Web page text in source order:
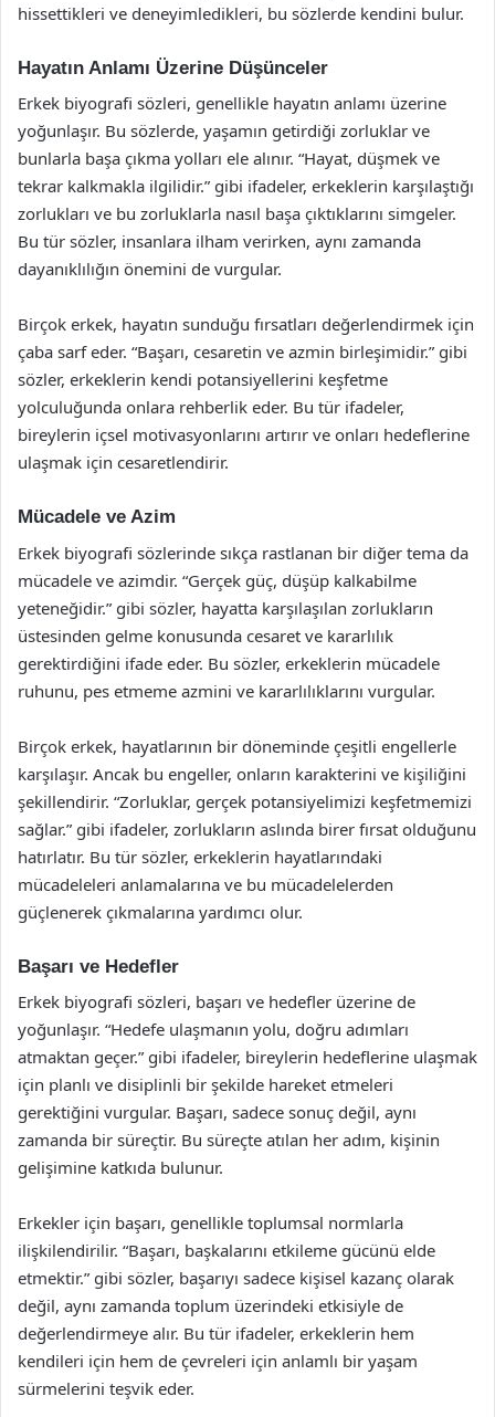
hissettikleri ve deneyimledikleri, bu sözlerde kendini bulur.
Hayatın Anlamı Üzerine Düşünceler
Erkek biyografi sözleri, genellikle hayatın anlamı üzerine
yoğunlaşır. Bu sözlerde, yaşamın getirdiği zorluklar ve
bunlarla başa çıkma yolları ele alınır. “Hayat, düşmek ve
tekrar kalkmakla ilgilidir.” gibi ifadeler, erkeklerin karşılaştığı
zorlukları ve bu zorluklarla nasıl başa çıktıklarını simgeler.
Bu tür sözler, insanlara ilham verirken, aynı zamanda
dayanıklılığın önemini de vurgular.
Birçok erkek, hayatın sunduğu fırsatları değerlendirmek için
çaba sarf eder. “Başarı, cesaretin ve azmin birleşimidir.” gibi
sözler, erkeklerin kendi potansiyellerini keşfetme
yolculuğunda onlara rehberlik eder. Bu tür ifadeler,
bireylerin içsel motivasyonlarını artırır ve onları hedeflerine
ulaşmak için cesaretlendirir.
Mücadele ve Azim
Erkek biyografi sözlerinde sıkça rastlanan bir diğer tema da
mücadele ve azimdir. “Gerçek güç, düşüp kalkabilme
yeteneğidir.” gibi sözler, hayatta karşılaşılan zorlukların
üstesinden gelme konusunda cesaret ve kararlılık
gerektirdiğini ifade eder. Bu sözler, erkeklerin mücadele
ruhunu, pes etmeme azmini ve kararlılıklarını vurgular.
Birçok erkek, hayatlarının bir döneminde çeşitli engellerle
karşılaşır. Ancak bu engeller, onların karakterini ve kişiliğini
şekillendirir. “Zorluklar, gerçek potansiyelimizi keşfetmemizi
sağlar.” gibi ifadeler, zorlukların aslında birer fırsat olduğunu
hatırlatır. Bu tür sözler, erkeklerin hayatlarındaki
mücadeleleri anlamalarına ve bu mücadelelerden
güçlenerek çıkmalarına yardımcı olur.
Başarı ve Hedefler
Erkek biyografi sözleri, başarı ve hedefler üzerine de
yoğunlaşır. “Hedefe ulaşmanın yolu, doğru adımları
atmaktan geçer.” gibi ifadeler, bireylerin hedeflerine ulaşmak
için planlı ve disiplinli bir şekilde hareket etmeleri
gerektiğini vurgular. Başarı, sadece sonuç değil, aynı
zamanda bir süreçtir. Bu süreçte atılan her adım, kişinin
gelişimine katkıda bulunur.
Erkekler için başarı, genellikle toplumsal normlarla
ilişkilendirilir. “Başarı, başkalarını etkileme gücünü elde
etmektir.” gibi sözler, başarıyı sadece kişisel kazanç olarak
değil, aynı zamanda toplum üzerindeki etkisiyle de
değerlendirmeye alır. Bu tür ifadeler, erkeklerin hem
kendileri için hem de çevreleri için anlamlı bir yaşam
sürmelerini teşvik eder.